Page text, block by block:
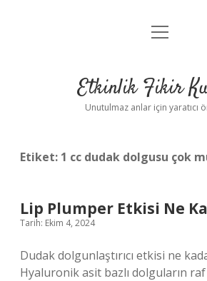
Anasayfa
Yasal Uyarı
menüyü
Etkinlik Fikir
Unutulmaz anlar için yaratıcı
Etiket: 1 cc dudak dolgusu çok
Lip Plumper Etkisi Ne
Tarih: Ekim 4, 2024
Dudak dolgunlaştırıcı etkisi ne
Hyaluronik asit bazlı dolguların